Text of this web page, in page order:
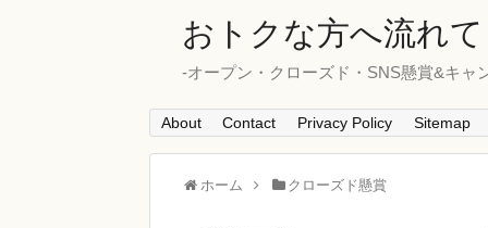
おトクな方へ流れ
-オープン・クローズド・SNS懸賞&キャ
About Contact Privacy Policy Sitemap
ホーム クローズド懸賞